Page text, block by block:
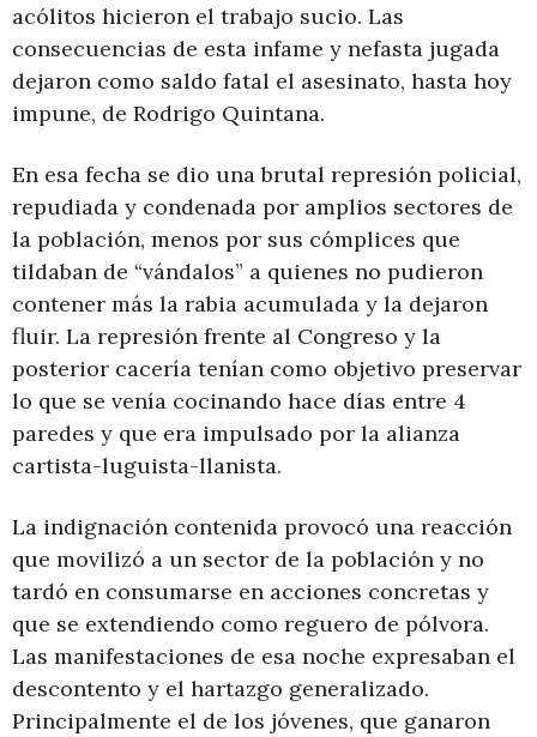
acólitos hicieron el trabajo sucio. Las
consecuencias de esta infame y nefasta jugada
dejaron como saldo fatal el asesinato, hasta hoy
impune, de Rodrigo Quintana.
En esa fecha se dio una brutal represión policial,
repudiada y condenada por amplios sectores de
la población, menos por sus cómplices que
tildaban de “vándalos” a quienes no pudieron
contener más la rabia acumulada y la dejaron
fluir. La represión frente al Congreso y la
posterior cacería tenían como objetivo preservar
lo que se venía cocinando hace días entre 4
paredes y que era impulsado por la alianza
cartista-luguista-llanista.
La indignación contenida provocó una reacción
que movilizó a un sector de la población y no
tardó en consumarse en acciones concretas y
que se extendiendo como reguero de pólvora.
Las manifestaciones de esa noche expresaban el
descontento y el hartazgo generalizado.
Principalmente el de los jóvenes, que ganaron